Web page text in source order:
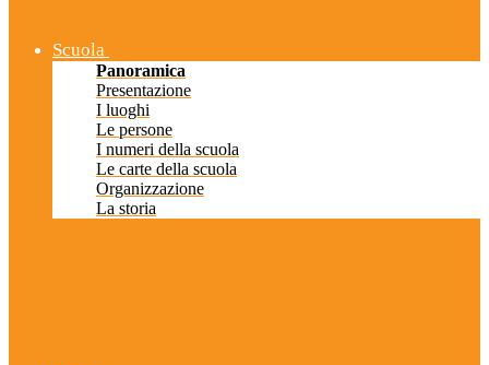
Scuola
Panoramica
Presentazione
I luoghi
Le persone
I numeri della scuola
Le carte della scuola
Organizzazione
La storia